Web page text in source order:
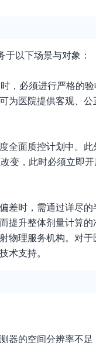
以下场景与对象：
，必须进行严格的
为医院提供客观、
全面质控计划中。
变，此时必须立即
差时，需通过详尽
提升整体剂量计算的
物理服务机构。对
术支持。
的空间分辨率不足